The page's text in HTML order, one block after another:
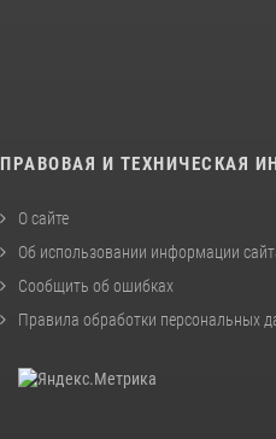
ПРАВОВАЯ И ТЕХНИЧЕСКАЯ
О сайте
Об использовании информации
Сообщить об ошибках
Правила обработки персональных